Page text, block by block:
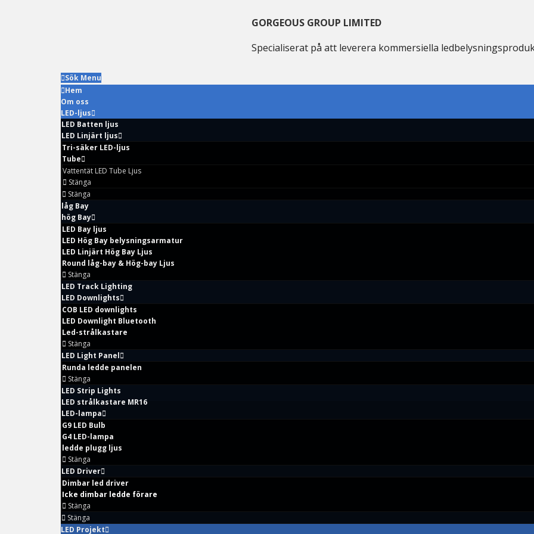
GORGEOUS GROUP LIMITED
Specialiserat på att leverera kommersiella
Sök Menu
Hem
Om oss
LED-ljus
LED Batten ljus
LED Linjärt ljus
Tri-säker LED-ljus
Tube
Vattentät LED Tube Ljus
Stänga
Stänga
låg Bay
hög Bay
LED Bay ljus
LED Hög Bay belysningsarmatur
LED Linjärt Hög Bay Ljus
Round låg-bay & Hög-bay Ljus
Stänga
LED Track Lighting
LED Downlights
COB LED downlights
LED Downlight Bluetooth
Led-strålkastare
Stänga
LED Light Panel
Runda ledde panelen
Stänga
LED Strip Lights
LED strålkastare MR16
LED-lampa
G9 LED Bulb
G4 LED-lampa
ledde plugg ljus
Stänga
LED Driver
Dimbar led driver
Icke dimbar ledde förare
Stänga
Stänga
LED Projekt